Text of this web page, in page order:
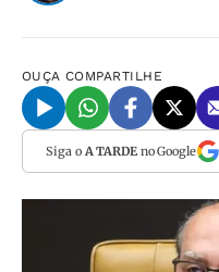
OUÇA COMPARTILHE
Siga o A TARDEno Google